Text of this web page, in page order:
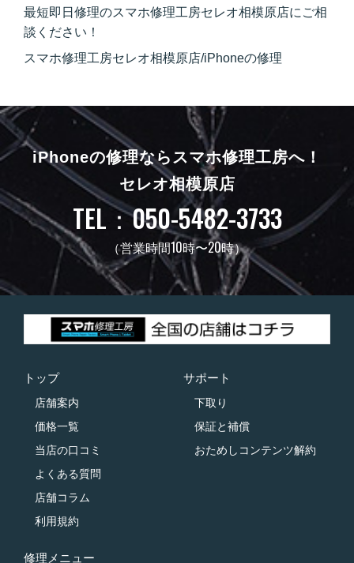
最短即日修理のスマホ修理工房セレオ相模原店にご相
談ください！
スマホ修理工房セレオ相模原店/iPhoneの修理
iPhoneの修理ならスマホ修理工房へ！
セレオ相模原店
TEL：050-5482-3733
（営業時間10時〜20時）
トップ
店舗案内
価格一覧
当店の口コミ
よくある質問
店舗コラム
利用規約
サポート
下取り
保証と補償
おためしコンテンツ解約
修理メニュー